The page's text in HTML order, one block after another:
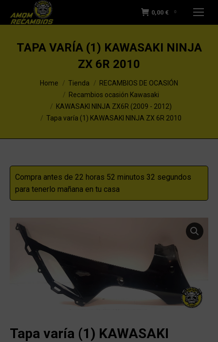
0,00 € 0
TAPA VARÍA (1) KAWASAKI NINJA
ZX 6R 2010
You are here:Home Tienda
RECAMBIOS DE OCASIÓN
Recambios ocasión Kawasaki
KAWASAKI NINJA ZX6R (2009 - 2012)
Tapa varía (1) KAWASAKI NINJA ZX 6R 2010
Compra antes de 22 horas 52 minutos 31 segundos
para tenerlo mañana en tu casa
Tapa varía (1) KAWASAKI